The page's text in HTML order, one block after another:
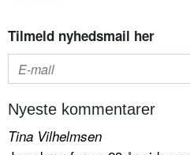
Tilmeld nyhedsmail her
Nyeste kommentarer
Tina Vilhelmsen